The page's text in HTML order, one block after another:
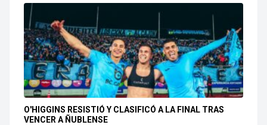
O'HIGGINS RESISTIÓ Y CLASIFICÓ A LA FINAL TRAS
VENCER A ÑUBLENSE